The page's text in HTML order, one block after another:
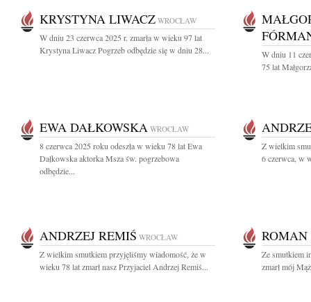
KRYSTYNA LIWACZ WROCŁAW
W dniu 23 czerwca 2025 r. zmarła w wieku 97 lat
Krystyna Liwacz Pogrzeb odbędzie się w dniu 28...
W dniu 11
75 lat
EWA DAŁKOWSKA WROCŁAW
8 czerwca 2025 roku odeszła w wieku 78 lat Ewa
Dałkowska aktorka Msza św. pogrzebowa
odbędzie...
Z wielkim
6 czerwca, w
ANDRZEJ REMIŚ WROCŁAW
Z wielkim smutkiem przyjęliśmy wiadomość, że w
wieku 78 lat zmarł nasz Przyjaciel Andrzej Remiś...
ROMAN
Ze smutkiem
zmarł mój